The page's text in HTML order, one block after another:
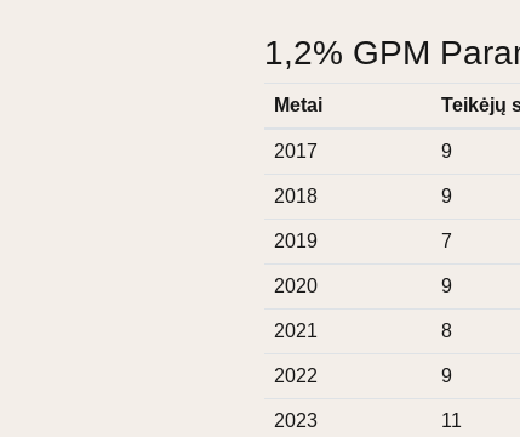
1,2% GPM
Metai Teikėjų
2017 9
2018 9
2019 7
2020 9
2021 8
2022 9
2023 11